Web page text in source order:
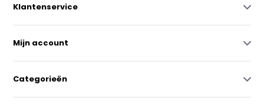
Klantenservice
Mijn account
Categorieën